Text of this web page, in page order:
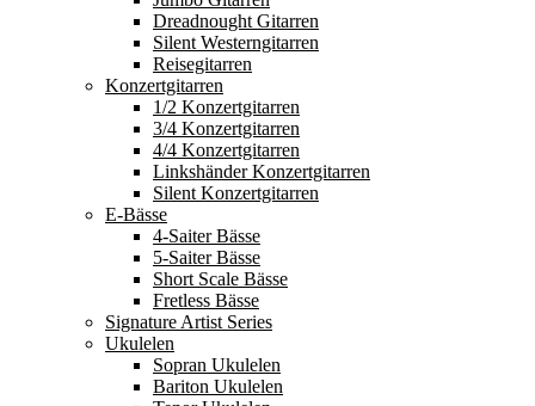
Dreadnought Gitarren
Silent Westerngitarren
Reisegitarren
Konzertgitarren
1/2 Konzertgitarren
3/4 Konzertgitarren
4/4 Konzertgitarren
Linkshänder Konzertgitarren
Silent Konzertgitarren
E-Bässe
4-Saiter Bässe
5-Saiter Bässe
Short Scale Bässe
Fretless Bässe
Signature Artist Series
Ukulelen
Sopran Ukulelen
Bariton Ukulelen